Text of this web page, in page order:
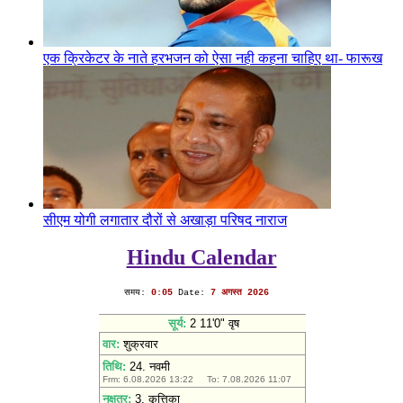
एक क्रिकेटर के नाते हरभजन को ऐसा नही कहना चाहिए था- फारूख
सीएम योगी लगातार दौरों से अखाड़ा परिषद नाराज
Hindu Calendar